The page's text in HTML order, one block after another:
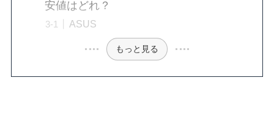
安値はどれ？
ASUS
もっと見る